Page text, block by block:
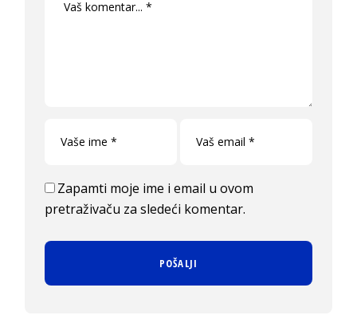
Zapamti moje ime i email u ovom
pretraživaču za sledeći komentar.